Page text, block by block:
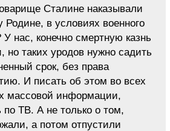
Сталине наказывали
Родине, в условиях военного
У нас, конечно смертную казнь
но таких уродов нужно садить
срок, без права
И писать об этом во всех
массовой информации,
по ТВ. А не только о том,
а потом отпустили